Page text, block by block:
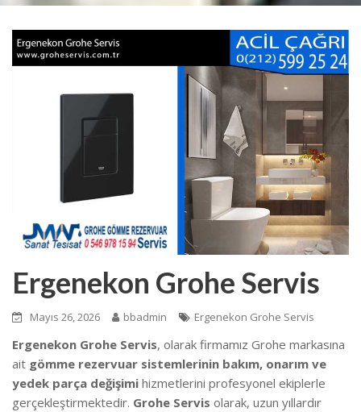
Ergenekon Grohe Servis
Mayıs 26, 2026 bbadmin Ergenekon Grohe Servis
Ergenekon Grohe Servis, olarak firmamız Grohe markasına
ait gömme rezervuar sistemlerinin bakım, onarım ve
yedek parça değişimi hizmetlerini profesyonel ekiplerle
gerçekleştirmektedir. Grohe Servis olarak, uzun yıllardır